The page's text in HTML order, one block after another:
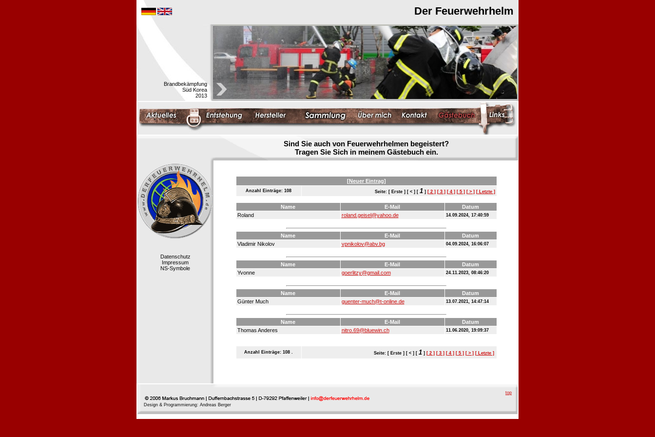
Der Feuerwehrhelm
Brandbekämpfung
Süd Korea
2013
Sind Sie auch von Feuerwehrhelmen begeistert?
Tragen Sie Sich in meinem Gästebuch ein.
Datenschutz
Impressum
NS-Symbole
[Neuer Eintrag]
Anzahl Einträge: 108 Seite: [ Erste ] [ < ] [ 1] [ 2 ] [ 3 ] [ 4 ] [ 5 ] [ > ] [ Letzte ]
Name E-Mail
Datum
Roland
roland.geisel@yahoo.de 14.09.2024, 17:40:59
Name E-Mail
Datum
Vladimir Nikolov
vpnikolov@abv.bg 04.09.2024, 16:06:07
Name E-Mail
Datum
Yvonne
goerlitzy@gmail.com 24.11.2023, 08:46:20
Name E-Mail
Datum
Günter Much
guenter-much@t-online.de 13.07.2021, 14:47:14
Name E-Mail
Datum
Thomas Anderes
nitro.69@bluewin.ch 11.06.2020, 19:09:37
Anzahl Einträge: 108 . Seite: [ Erste ] [ < ] [ 1] [ 2 ] [ 3 ] [ 4 ] [ 5 ] [ > ] [ Letzte ]
Design & Programmierung: Andreas Berger
top